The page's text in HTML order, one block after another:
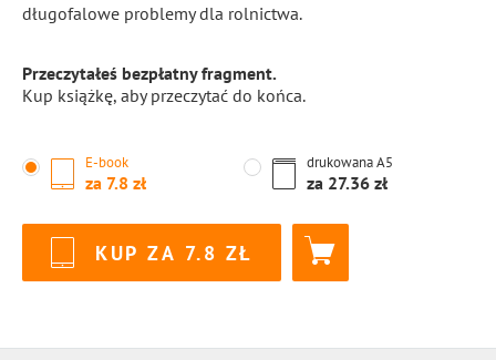
długofalowe problemy dla rolnictwa.
Przeczytałeś bezpłatny fragment.
Kup książkę, aby przeczytać do końca.
E-book
za 7.8
drukowanaA5
za 27.36
KUP ZA 7.8